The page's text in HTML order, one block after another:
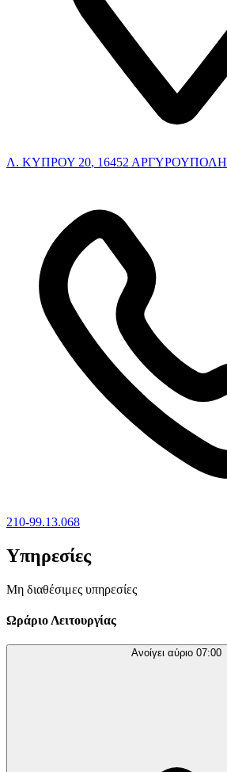
Λ. ΚΥΠΡΟΥ 20, 16452 ΑΡΓΥΡΟΥΠΟΛΗ
210-99.13.068
Υπηρεσίες
Μη διαθέσιμες υπηρεσίες
Ωράριο Λειτουργίας
Ανοίγει αύριο 07:00